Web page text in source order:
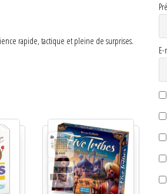
rapide, tactique et pleine de surprises.
E-